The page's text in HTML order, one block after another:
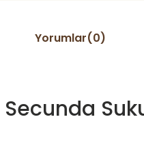
Yorumlar(0)